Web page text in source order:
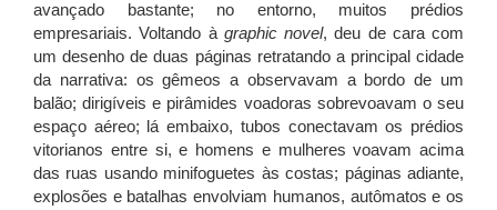
avançado bastante; no entorno, muitos prédios
empresariais. Voltando à graphic novel, deu de cara com
um desenho de duas páginas retratando a principal cidade
da narrativa: os gêmeos a observavam a bordo de um
balão; dirigíveis e pirâmides voadoras sobrevoavam o seu
espaço aéreo; lá embaixo, tubos conectavam os prédios
vitorianos entre si, e homens e mulheres voavam acima
das ruas usando minifoguetes às costas; páginas adiante,
explosões e batalhas envolviam humanos, autômatos e os